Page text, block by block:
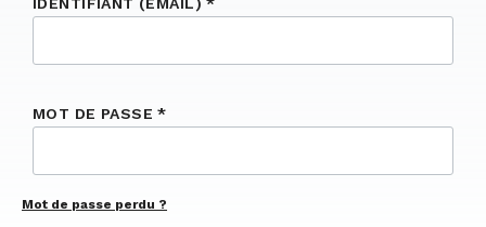
IDENTIFIANT (EMAIL) *
MOT DE PASSE *
Mot de passe perdu ?